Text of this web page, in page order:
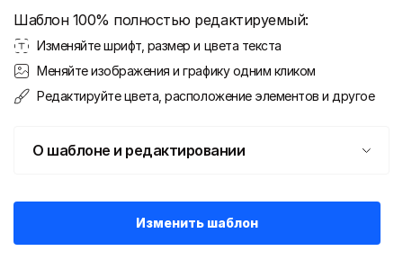
Шаблон 100% полностью редактируемый:
Изменяйте шрифт, размер и цвета текста
Меняйте изображения и графику одним кликом
Редактируйте цвета, расположение элементов и другое
О шаблоне и редактировании
Изменить шаблон